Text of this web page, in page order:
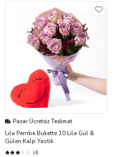
Pazar Ücretsiz Teslimat
Lila Pembe Bukette 10 Lila Gül &
Gülen Kalp Yastık
(4)